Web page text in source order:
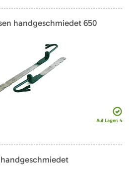
handgeschmiedet 650
Auf Lager: 4